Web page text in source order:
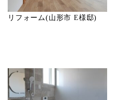
リフォーム(山形市 E様邸)